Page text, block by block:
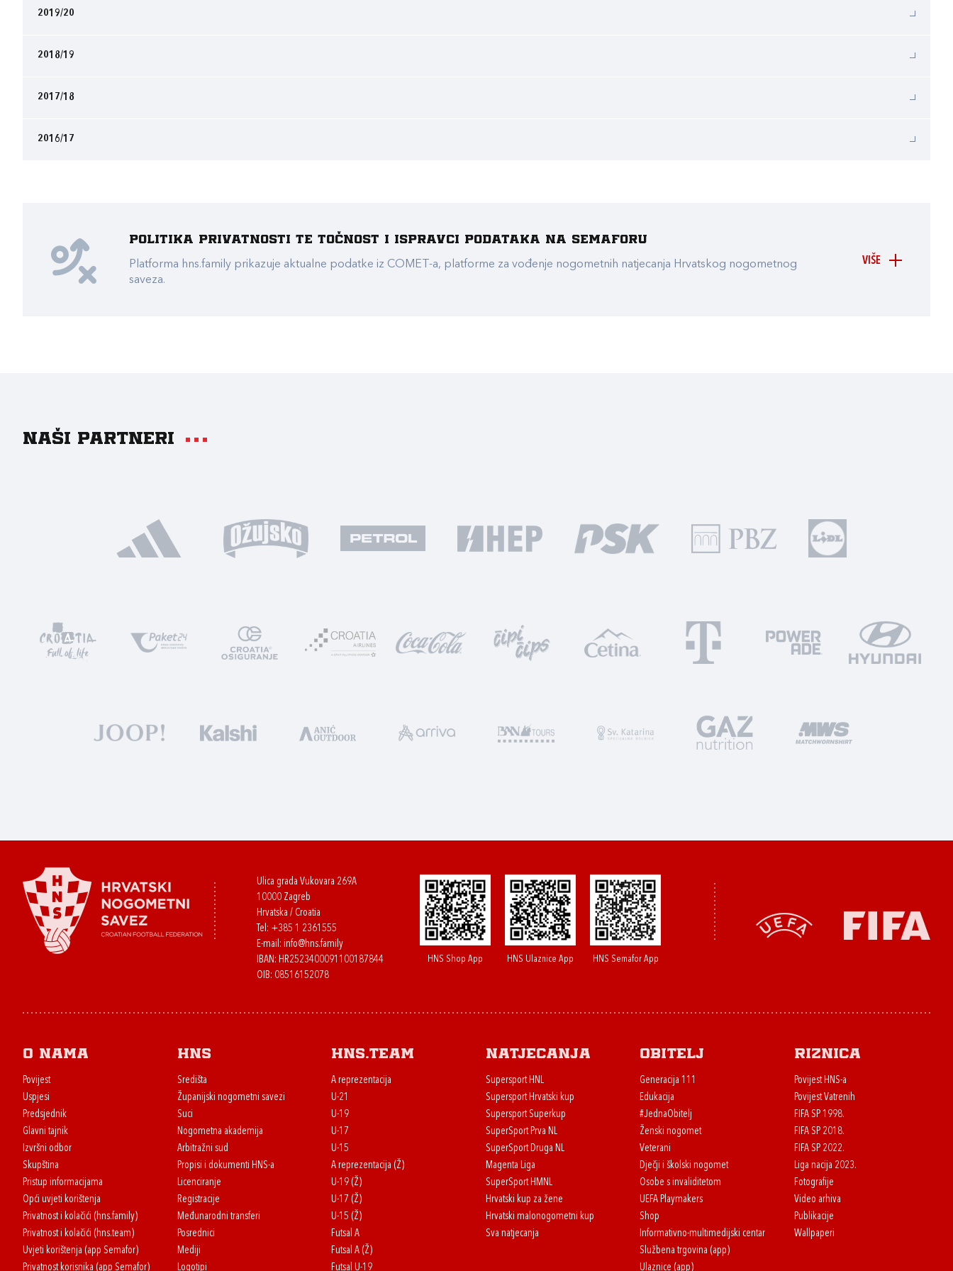
2019/20
2018/19
2017/18
2016/17
VIŠE
Politika privatnosti te točnost i ispravci podataka na Semaforu
Platforma hns.family prikazuje aktualne podatke iz COMET-a, platforme za vođenje nogometnih natjecanja Hrvatskog nogometnog
saveza.
Naši partneri
Ulica grada Vukovara 269A
10000 Zagreb
Hrvatska / Croatia
Tel: +385 1 2361555
E-mail: info@hns.family
IBAN: HR2523400091100187844
OIB: 08516152078
HNS Shop App HNS Ulaznice App HNS Semafor App
O nama
Povijest
Uspjesi
Predsjednik
Glavni tajnik
Izvršni odbor
Skupština
Pristup informacijama
Opći uvjeti korištenja
Privatnost i kolačići (hns.family)
Privatnost i kolačići (hns.team)
Uvjeti korištenja (app Semafor)
Privatnost korisnika (app Semafor)
HNS
Središta
Županijski nogometni savezi
Suci
Nogometna akademija
Arbitražni sud
Propisi i dokumenti HNS-a
Licenciranje
Registracije
Međunarodni transferi
Posrednici
Mediji
Logotipi
HNS.team
A reprezentacija
U-21
U-19
U-17
U-15
A reprezentacija (Ž)
U-19 (Ž)
U-17 (Ž)
U-15 (Ž)
Futsal A
Futsal A (Ž)
Futsal U-19
Natjecanja
Supersport HNL
Supersport Hrvatski kup
Supersport Superkup
SuperSport Prva NL
SuperSport Druga NL
Magenta Liga
SuperSport HMNL
Hrvatski kup za žene
Hrvatski malonogometni kup
Sva natjecanja
Obitelj
Generacija 111
Edukacija
#JednaObitelj
Ženski nogomet
Veterani
Dječji i školski nogomet
Osobe s invaliditetom
UEFA Playmakers
Shop
Informativno-multimedijski centar
Službena trgovina (app)
Ulaznice (app)
Riznica
Povijest HNS-a
Povijest Vatrenih
FIFA SP 1998.
FIFA SP 2018.
FIFA SP 2022.
Liga nacija 2023.
Fotografije
Video arhiva
Publikacije
Wallpaperi